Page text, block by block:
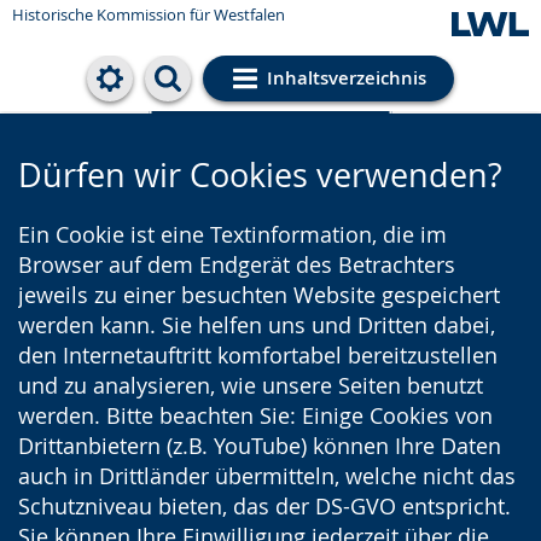
Historische Kommission für Westfalen
Inhaltsverzeichnis
Cookie-Einstellungen
Dürfen wir Cookies verwenden?
Ein Cookie ist eine Textinformation, die im
Browser auf dem Endgerät des Betrachters
jeweils zu einer besuchten Website gespeichert
werden kann. Sie helfen uns und Dritten dabei,
den Internetauftritt komfortabel bereitzustellen
und zu analysieren, wie unsere Seiten benutzt
werden. Bitte beachten Sie: Einige Cookies von
Drittanbietern (z.B. YouTube) können Ihre Daten
auch in Drittländer übermitteln, welche nicht das
Schutzniveau bieten, das der DS-GVO entspricht.